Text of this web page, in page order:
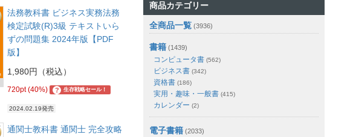
法務教科書 ビジネス実務法務
検定試験(R)3級 テキストいら
ずの問題集 2024年版【PDF
版】
1,980円（税込）
720pt (40%) ? 生存戦略セール！
2024.02.19発売
通関士教科書 通関士 完全攻略
商品カテゴリー
全商品一覧 (3936)
書籍 (1439)
コンピュータ書 (562)
ビジネス書 (342)
資格書 (186)
実用・趣味・一般書 (415)
カレンダー (2)
電子書籍 (2033)